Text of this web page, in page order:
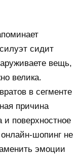
сидит
вещь,
велика.
в сегменте
причина
поверхностное
шопинг не
эмоции